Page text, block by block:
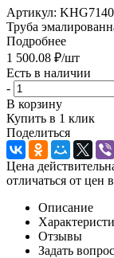
Артикул:
Труба
Подробнее
1 500.08 ₽/шт
Есть в наличии
-
В корзину
Купить в 1 клик
Поделиться
Цена
отличаться от цен
Описание
Отзывы
Задать вопрос